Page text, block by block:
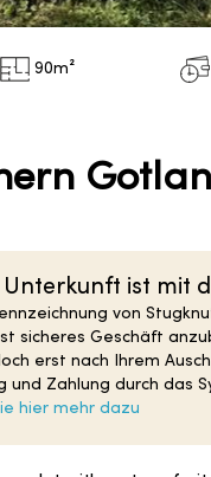
90m²
Unterkunft ist mit
von
sicheres Geschäft
erst nach Ihrem
und Zahlung durch das
hier mehr dazu